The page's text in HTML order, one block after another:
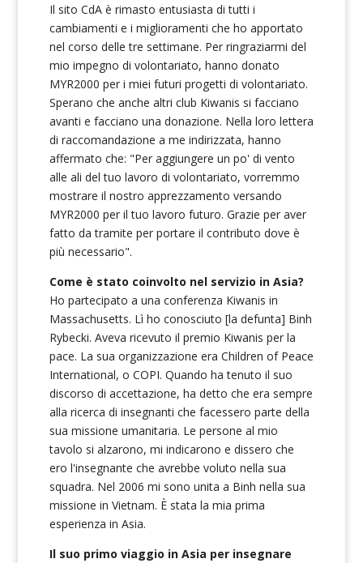
Il sito CdA è rimasto entusiasta di tutti i
cambiamenti e i miglioramenti che ho apportato
nel corso delle tre settimane. Per ringraziarmi del
mio impegno di volontariato, hanno donato
MYR2000 per i miei futuri progetti di volontariato.
Sperano che anche altri club Kiwanis si facciano
avanti e facciano una donazione. Nella loro lettera
di raccomandazione a me indirizzata, hanno
affermato che: "Per aggiungere un po' di vento
alle ali del tuo lavoro di volontariato, vorremmo
mostrare il nostro apprezzamento versando
MYR2000 per il tuo lavoro futuro. Grazie per aver
fatto da tramite per portare il contributo dove è
più necessario".
Come è stato coinvolto nel servizio in Asia?
Ho partecipato a una conferenza Kiwanis in
Massachusetts. Lì ho conosciuto [la defunta] Binh
Rybecki. Aveva ricevuto il premio Kiwanis per la
pace. La sua organizzazione era Children of Peace
International, o COPI. Quando ha tenuto il suo
discorso di accettazione, ha detto che era sempre
alla ricerca di insegnanti che facessero parte della
sua missione umanitaria. Le persone al mio
tavolo si alzarono, mi indicarono e dissero che
ero l'insegnante che avrebbe voluto nella sua
squadra. Nel 2006 mi sono unita a Binh nella sua
missione in Vietnam. È stata la mia prima
esperienza in Asia.
Il suo primo viaggio in Asia per insegnare